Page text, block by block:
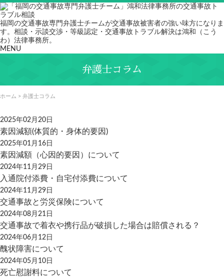
福岡の交通事故専門弁護士チームが交通事故被害者の強い味方になりま
す。相談・示談交渉・等級認定・交通事故トラブル解決は鴻和（こう
わ）法律事務所。
MENU
弁護士コラム
ホーム > 弁護士コラム
2025年02月20日
素因減額(体質的・身体的要因)
2025年01月16日
素因減額（心因的要因）について
2024年11月29日
入通院付添費・自宅付添費について
2024年11月29日
交通事故と労災保険について
2024年08月21日
交通事故で着衣や携行品が破損した場合は賠償される？
2024年06月12日
醜状障害について
2024年05月10日
死亡慰謝料について